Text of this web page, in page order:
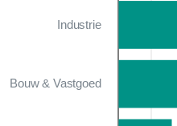
Industrie
Bouw & Vastgoed